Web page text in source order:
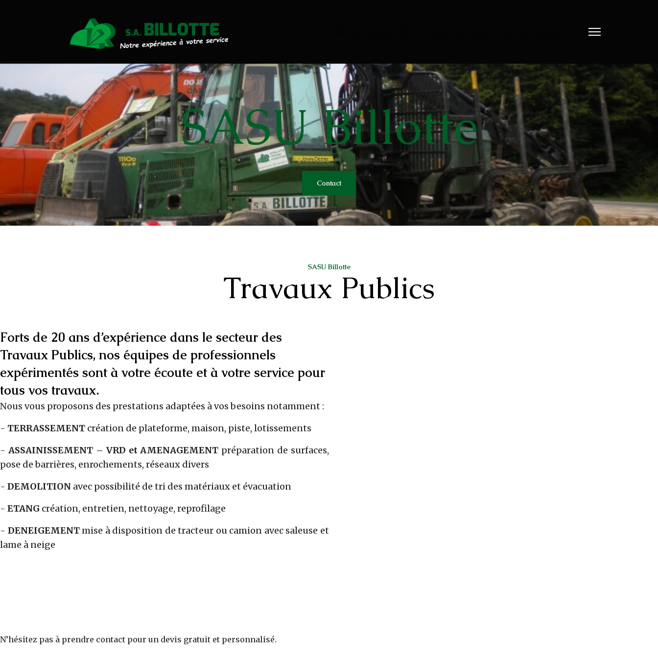
Travaux Publics
Travaux Forestiers
Transport & Location
Plaquettes Forestière
Traitement de Déchets Bois
Contact
SASU Billotte
Contact
SASU Billotte
Travaux Publics
Forts de 20 ans d’expérience dans le secteur des
Travaux Publics, nos équipes de professionnels
expérimentés sont à votre écoute et à votre service pour
tous vos travaux.
Nous vous proposons des prestations adaptées à vos besoins notamment :
- TERRASSEMENT création de plateforme, maison, piste, lotissements
- ASSAINISSEMENT – VRD et AMENAGEMENT préparation de surfaces,
pose de barrières, enrochements, réseaux divers
- DEMOLITION avec possibilité de tri des matériaux et évacuation
- ETANG création, entretien, nettoyage, reprofilage
- DENEIGEMENTmise à disposition de tracteur ou camion avec saleuse et
lame à neige
N’hésitez pas à prendre contact pour un devis gratuit et personnalisé.